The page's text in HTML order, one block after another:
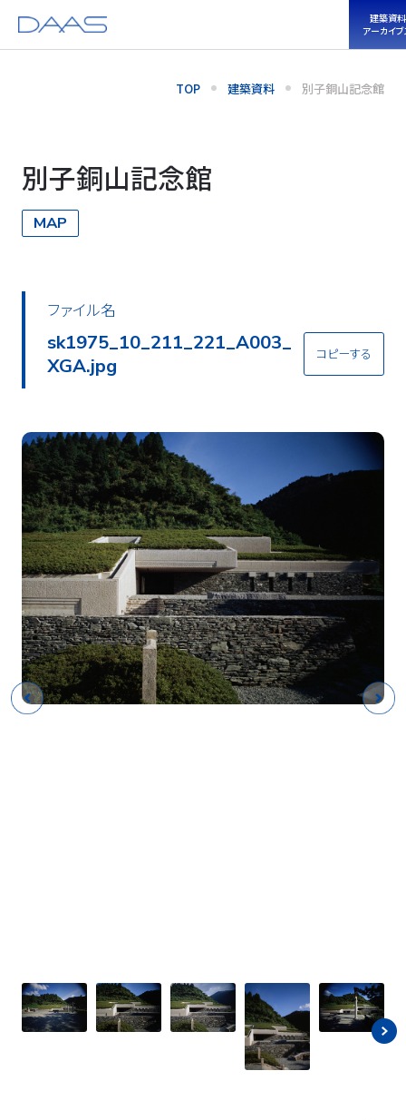
建築資料
アーカイ
TOP 建築資料 別子銅山記念館
別子銅山記念館
MAP
ファイル名
sk1975_10_211_221_A003_
XGA.jpg
コピーする